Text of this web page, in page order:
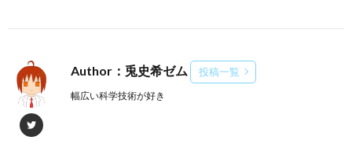
Author：兎史希ゼム 投稿一覧
幅広い科学技術が好き